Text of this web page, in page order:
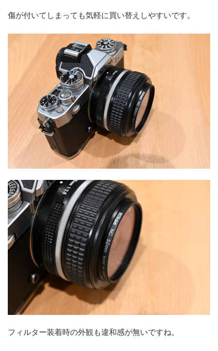
傷が付いてしまっても気軽に買い替えしやすいです。
フィルター装着時の外観も違和感が無いですね。